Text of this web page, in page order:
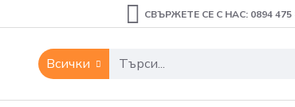
СВЪРЖЕТЕ СЕ С НАС: 0894 475
Всички